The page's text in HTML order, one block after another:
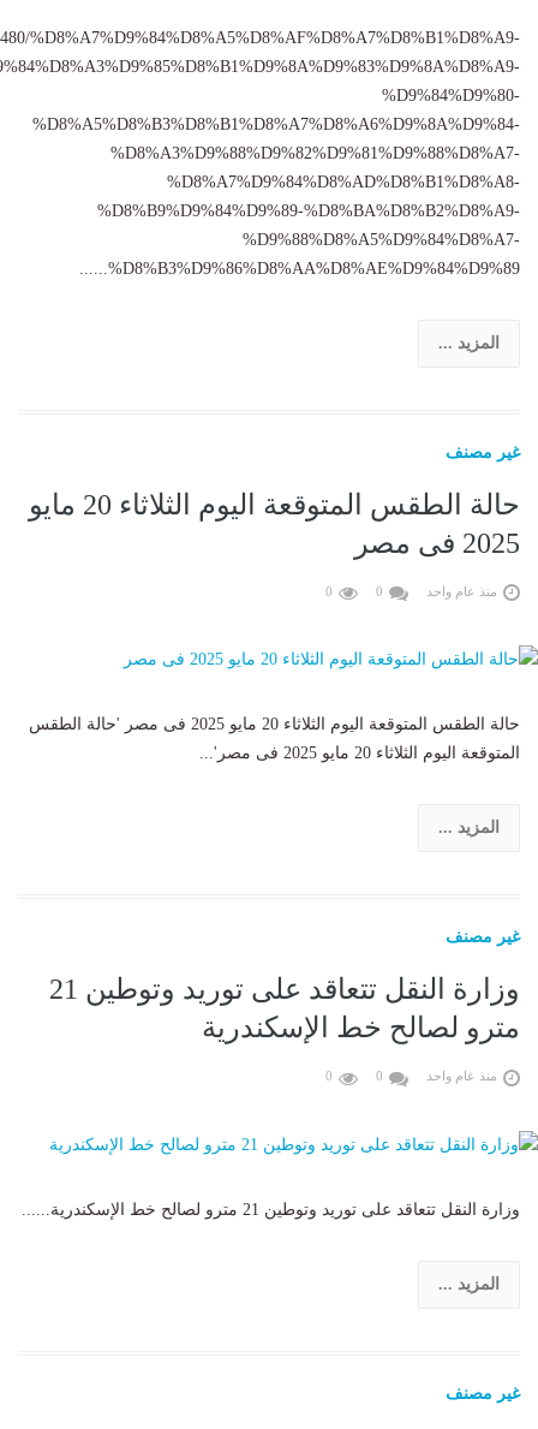
%D8%A7%D9%84%D8%A5%D8%AF%D8%A7%D8%B1%D8%A9-
%D9%84%D9%80-
%D8%A5%D8%B3%D8%B1%D8%A7%D8%A6%D9%8A%D9%84-
%D8%A3%D9%88%D9%82%D9%81%D9%88%D8%A7-
%D8%A7%D9%84%D8%AD%D8%B1%D8%A8-
%D8%B9%D9%84%D9%89-%D8%BA%D8%B2%D8%A9-
%D9%88%D8%A5%D9%84%D8%A7-
%D8%B3%D9%86%D8%AA%D8%AE%D9%84%D9%89......
المزيد ...
غير مصنف
حالة الطقس المتوقعة اليوم الثلاثاء 20 مايو
2025 فى مصر
منذ عام واحد 0
0
حالة الطقس المتوقعة اليوم الثلاثاء 20 مايو 2025 فى مصر 'حالة الطقس
المتوقعة اليوم الثلاثاء 20 مايو 2025 فى مصر'...
المزيد ...
غير مصنف
وزارة النقل تتعاقد على توريد وتوطين 21
مترو لصالح خط الإسكندرية
منذ عام واحد 0
0
وزارة النقل تتعاقد على توريد وتوطين 21 مترو لصالح خط الإسكندرية......
المزيد ...
غير مصنف